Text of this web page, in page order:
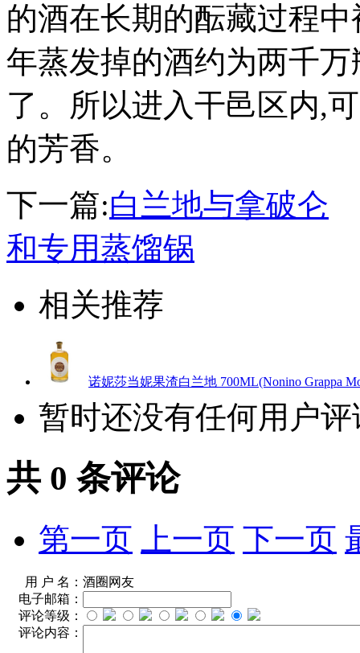
的酒在长期的酝藏过程
年蒸发掉的酒约为两千
了。所以进入干邑区内,
的芳香。
下一篇:白兰地与拿破仑
和专用蒸馏锅
相关推荐
诺妮莎当妮果渣白兰地 700ML(Nonino Grappa
暂时还没有任何用户评
共 0 条评论
第一页 上一页 下一页
用 户 名： 酒圈网友
电子邮箱：
评论等级：
评论内容：